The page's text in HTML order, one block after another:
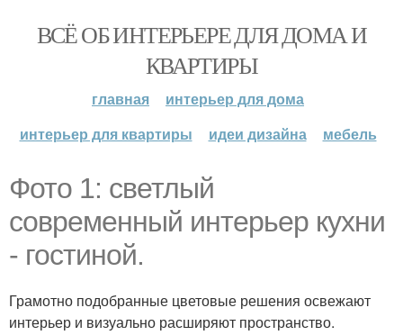
ВСЁ ОБ ИНТЕРЬЕРЕ ДЛЯ ДОМА И
КВАРТИРЫ
главная
интерьер для дома
интерьер для квартиры
идеи дизайна мебель
Фото 1: светлый
современный интерьер кухни
- гостиной.
Грамотно подобранные цветовые решения освежают
интерьер и визуально расширяют пространство.